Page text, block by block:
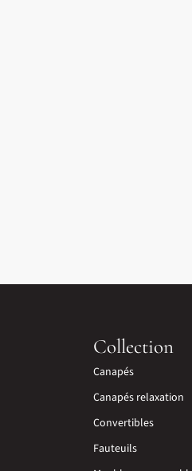
Collection
Canapés
Canapés relaxation
Convertibles
Fauteuils